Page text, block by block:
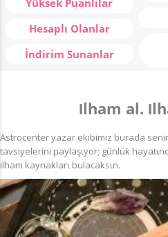
Yüksek Puanlılar
Hesaplı Olanlar
İndirim Sunanlar
Ιlham al.
Astrocenter yazar ekibimiz burada
tavsiyelerini paylaşιyor; günlük
ilham kaynaklarι bulacaksιn.